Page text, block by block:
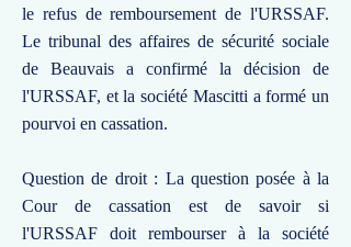
le refus de remboursement de l'URSSAF.
Le tribunal des affaires de sécurité sociale
de Beauvais a confirmé la décision de
l'URSSAF, et la société Mascitti a formé un
pourvoi en cassation.
Question de droit : La question posée à la
Cour de cassation est de savoir si
l'URSSAF doit rembourser à la société